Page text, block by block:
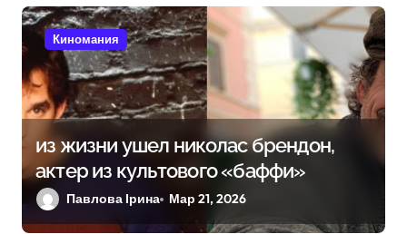
ц
и
я
п
о
а
п
Киномания
из жизни ушел николас брендон,
актер из культового «баффи»
Павлова Ірина Мар 21, 2026